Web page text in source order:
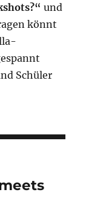
und
könnt
Schüler